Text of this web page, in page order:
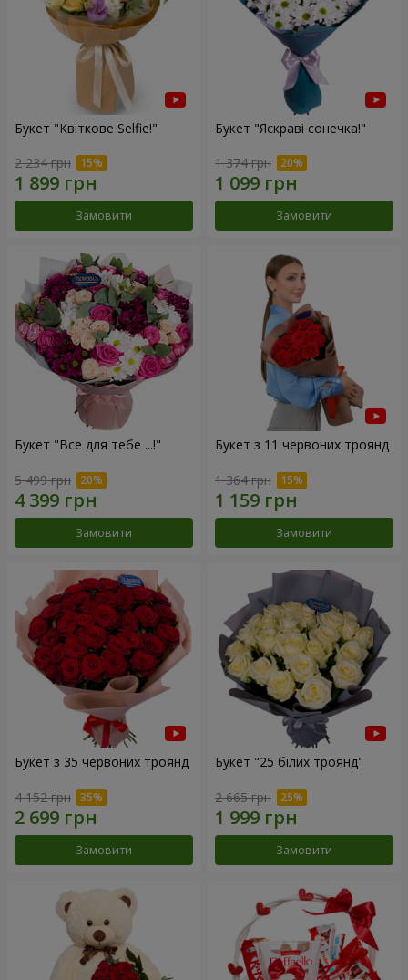
Букет "Квіткове Selfie!"
2 234 грн
Замовити
Букет "Яскраві сонечка!"
1 374 грн
Замовити
Букет "Все для тебе ...!"
5 499 грн
Замовити
Букет з 11 червоних троянд
1 364 грн
Замовити
Букет з 35 червоних троянд
4 152 грн
Замовити
Букет "25 білих троянд"
2 665 грн
Замовити